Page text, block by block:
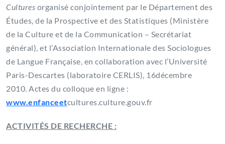
Cultures organisé conjointement par le Département des
Études, de la Prospective et des Statistiques (Ministère
de la Culture et de la Communication – Secrétariat
général), et l’Association Internationale des Sociologues
de Langue Française, en collaboration avec l’Université
Paris-Descartes (laboratoire CERLIS), 16décembre
2010. Actes du colloque en ligne :
www.enfanceetcultures.culture.gouv.fr
ACTIVITÉS DE RECHERCHE :